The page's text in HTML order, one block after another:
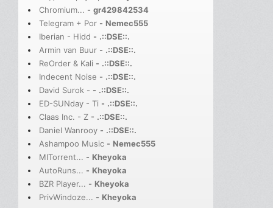
Chromium... - gr429842534
Telegram + Por - Nemec555
Iberian - Hidd - .::DSE::.
Armin van Buur - .::DSE::.
ReOrder & Kali - .::DSE::.
Indecent Noise - .::DSE::.
David Surok - - .::DSE::.
ED-SUNday - Ti - .::DSE::.
Claas Inc. - Z - .::DSE::.
Daniel Wanrooy - .::DSE::.
Ashampoo Music - Nemec555
MITorrent... - Kheyoka
AutoRuns... - Kheyoka
BZR Player... - Kheyoka
PrivWindoze... - Kheyoka